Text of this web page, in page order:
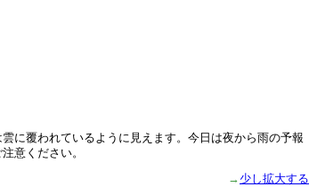
に覆われているように見えます。今日は夜から雨の予報
意ください。
→ 少し拡大する